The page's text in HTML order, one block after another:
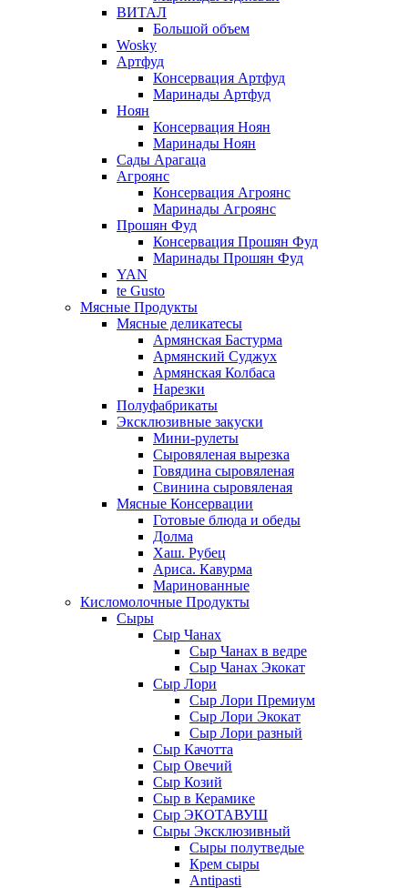
ВИТАЛ
Большой объем
Wosky
Артфуд
Консервация Артфуд
Маринады Артфуд
Ноян
Консервация Ноян
Маринады Ноян
Сады Арагаца
Агроянс
Консервация Агроянс
Маринады Агроянс
Прошян Фуд
Консервация Прошян Фуд
Маринады Прошян Фуд
YAN
te Gusto
Мясные Продукты
Мясные деликатесы
Армянская Бастурма
Армянский Суджух
Армянская Колбаса
Нарезки
Полуфабрикаты
Эксклюзивные закуски
Мини-рулеты
Сыровяленая вырезка
Говядина сыровяленая
Свинина сыровяленая
Мясные Консервации
Готовые блюда и обеды
Долма
Хаш. Рубец
Ариса. Кавурма
Маринованные
Кисломолочные Продукты
Сыры
Сыр Чанах
Сыр Чанах в ведре
Сыр Чанах Экокат
Сыр Лори
Сыр Лори Премиум
Сыр Лори Экокат
Сыр Лори разный
Сыр Качотта
Сыр Овечий
Сыр Козий
Сыр в Керамике
Сыр ЭКОТАВУШ
Сыры Эксклюзивный
Сыры полутведые
Крем сыры
Antipasti